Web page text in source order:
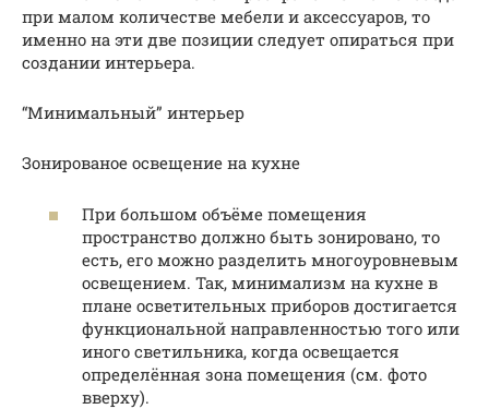
при малом количестве мебели и аксессуаров, то
именно на эти две позиции следует опираться при
создании интерьера.
“Минимальный” интерьер
Зонированое освещение на кухне
При большом объёме помещения
пространство должно быть зонировано, то
есть, его можно разделить многоуровневым
освещением. Так, минимализм на кухне в
плане осветительных приборов достигается
функциональной направленностью того или
иного светильника, когда освещается
определённая зона помещения (см. фото
вверху).